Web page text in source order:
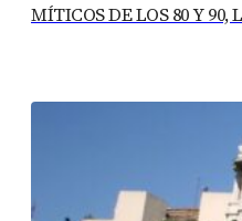
MÍTICOS DE LOS 80 Y